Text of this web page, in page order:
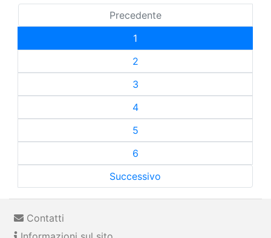
Precedente
1
2
3
4
5
6
Successivo
Contatti